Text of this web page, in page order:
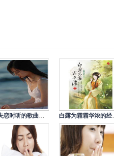
适合失恋时听的歌曲精选 白露